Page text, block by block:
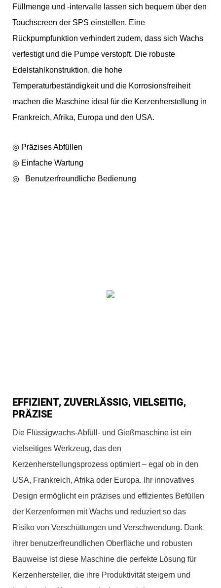
Füllmenge und -intervalle lassen sich bequem über den
Touchscreen der SPS einstellen. Eine
Rückpumpfunktion verhindert zudem, dass sich Wachs
verfestigt und die Pumpe verstopft. Die robuste
Edelstahlkonstruktion, die hohe
Temperaturbeständigkeit und die Korrosionsfreiheit
machen die Maschine ideal für die Kerzenherstellung in
Frankreich, Afrika, Europa und den USA.
◎ Präzises Abfüllen
◎ Einfache Wartung
◎
Benutzerfreundliche Bedienung
EFFIZIENT, ZUVERLÄSSIG, VIELSEITIG,
PRÄZISE
Die Flüssigwachs-Abfüll- und Gießmaschine ist ein
vielseitiges Werkzeug, das den
Kerzenherstellungsprozess optimiert – egal ob in den
USA, Frankreich, Afrika oder Europa. Ihr innovatives
Design ermöglicht ein präzises und effizientes Befüllen
der Kerzenformen mit Wachs und reduziert so das
Risiko von Verschüttungen und Verschwendung. Dank
ihrer benutzerfreundlichen Oberfläche und robusten
Bauweise ist diese Maschine die perfekte Lösung für
Kerzenhersteller, die ihre Produktivität steigern und